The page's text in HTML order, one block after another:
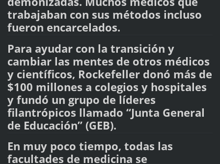
trabajaban con sus métodos incluso
fueron encarcelados.
Para ayudar con la transición y
cambiar las mentes de otros médicos
y científicos, Rockefeller donó más de
$100 millones a colegios y hospitales
y fundó un grupo de líderes
filantrópicos llamado “Junta General
de Educación” (GEB).
En muy poco tiempo, todas las
facultades de medicina se